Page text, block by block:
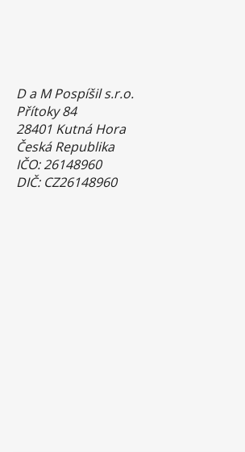
D a M Pospíšil s.r.o.
Přítoky 84
28401 Kutná Hora
Česká Republika
IČO: 26148960
DIČ: CZ26148960